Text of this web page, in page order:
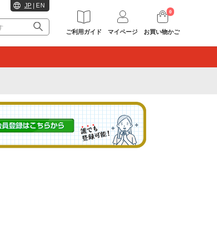
JP EN
ご利用ガイド マイページ
0
お買い物かご